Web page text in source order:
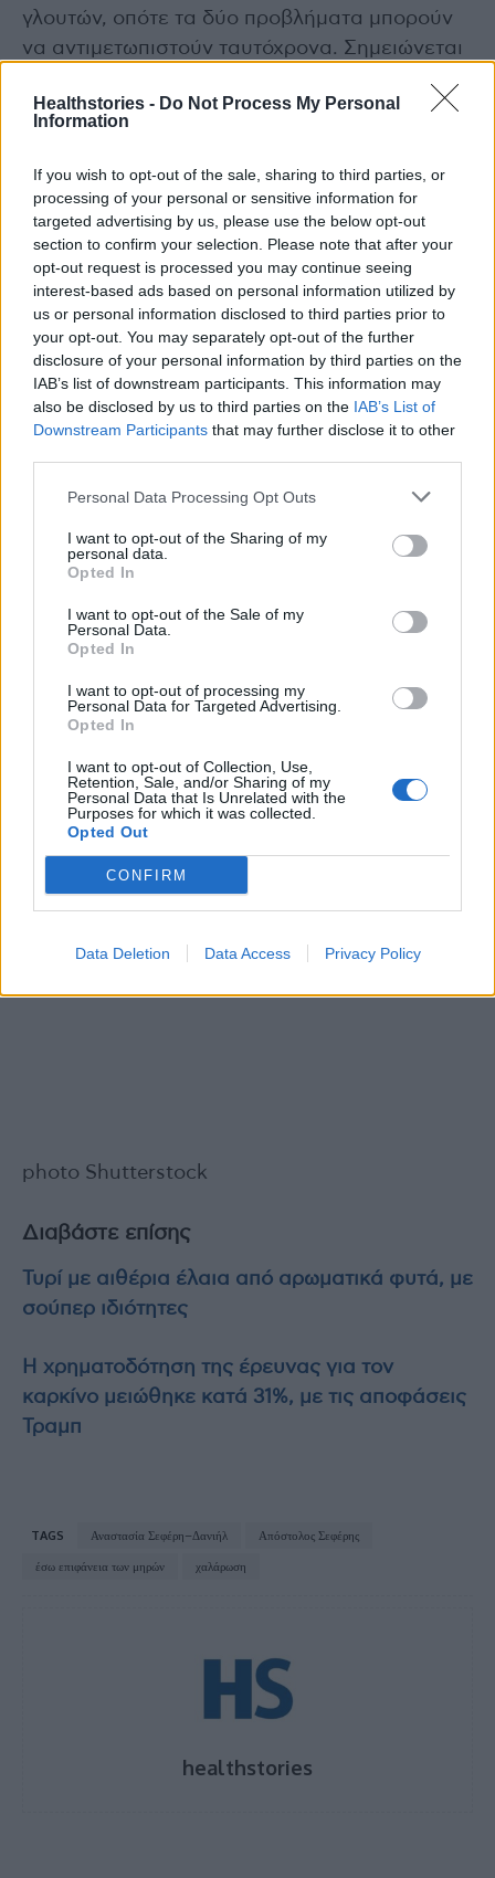
Healthstories - Do Not Process My Personal
Information
If you wish to opt-out of the sale, sharing to third parties, or
processing of your personal or sensitive information for
targeted advertising by us, please use the below opt-out
section to confirm your selection. Please note that after your
opt-out request is processed you may continue seeing
interest-based ads based on personal information utilized by
us or personal information disclosed to third parties prior to
your opt-out. You may separately opt-out of the further
disclosure of your personal information by third parties on the
IAB’s list of downstream participants. This information may
also be disclosed by us to third parties on the IAB’s List of
Downstream Participants that may further disclose it to other
Personal Data Processing Opt Outs
I want to opt-out of the Sharing of my
personal data.
Opted In
I want to opt-out of the Sale of my
Personal Data.
Opted In
I want to opt-out of processing my
Personal Data for Targeted Advertising.
Opted In
I want to opt-out of Collection, Use,
Retention, Sale, and/or Sharing of my
Personal Data that Is Unrelated with the
Purposes for which it was collected.
Opted Out
CONFIRM
Data Deletion Data Access Privacy Policy
γλουτών, οπότε τα δύο προβλήματα μπορούν
να αντιμετωπιστούν ταυτόχρονα. Σημειώνεται
μέχρι και την περιοχή του γόνατος,
αυτό το σημείο.
«Στην περίπτωση που το πρόβλημα είναι
μικρότερης βαρύτητας μπορεί να αποφευχθεί
η μεγάλη επέμβαση και να γίνει η
αποκατάσταση μέσω μίας “αφανούς” τομής,
σε σχήμα ημισελήνου, στη μηροβουβωνική
πτυχή. Και σε αυτήν την περίπτωση όμως
απαιτείται η χρήση ειδικού κορσέ στο
μετεγχειρητικό στάδιο, το οποίο όμως έχει
μικρότερη διάρκεια, περίπου 10-15 ημερών»,
καταλήγουν οι ειδικοί.
Οι πλαστικοί χειρουργοί Απόστολος Σεφέρης και
photo Shutterstock
Διαβάστε επίσης
Τυρί με αιθέρια έλαια από αρωματικά φυτά, με
σούπερ ιδιότητες
H χρηματοδότηση της έρευνας για τον
καρκίνο μειώθηκε κατά 31%, με τις αποφάσεις
Τραμπ
TAGS Αναστασία Σεφέρη–Δανιήλ
Απόστολος Σεφέρης
έσω επιφάνεια των μηρών
χαλάρωση
healthstories